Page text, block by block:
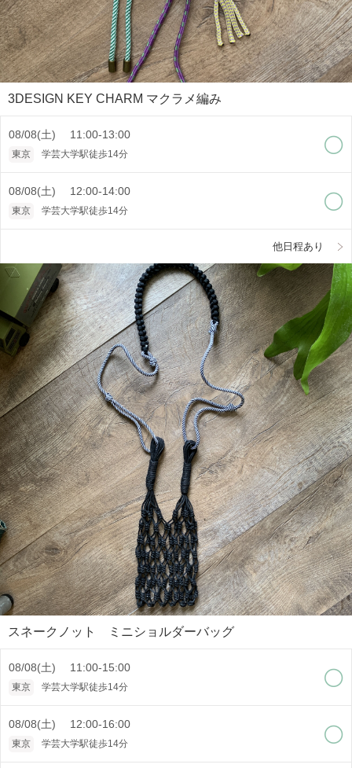
3DESIGN KEY CHARM マクラメ編み
08/08(土) 11:00-13:00
東京 学芸大学駅徒歩14分
08/08(土) 12:00-14:00
東京 学芸大学駅徒歩14分
他日程あり
スネークノット ミニショルダーバッグ
08/08(土) 11:00-15:00
東京 学芸大学駅徒歩14分
08/08(土) 12:00-16:00
東京 学芸大学駅徒歩14分